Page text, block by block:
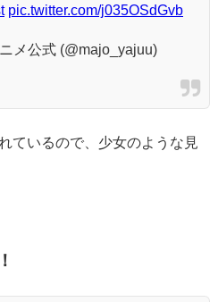
pic.twitter.com/j035OSdGvb
メ公式 (@majo_yajuu)
ているので、少女のような見
！